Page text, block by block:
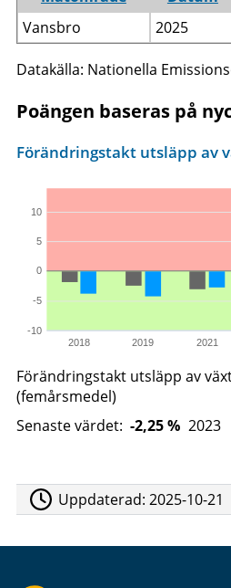
Vansbro
2025
Datakälla: Nationella
Poängen baseras på
2018 2019 2021
-10
-5
0
5
10
Förändringstakt utsläpp av
Förändringstakt utsläpp av
(femårsmedel)
Senaste värdet: -2,25 % 2023
Uppdaterad:2025-10-21